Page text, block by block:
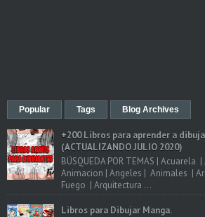
Popular Tags Blog Archives
+200 Libros para aprender a
(ACTUALIZANDO JULIO 2020)
BÚSQUEDA POR TEMAS | Acuarela
Animacion | Angeles | Animales |
Fuego | Arquitectura ...
Libros para Dibujar Manga.